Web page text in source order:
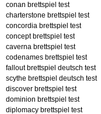
conan brettspiel test
charterstone brettspiel test
concordia brettspiel test
concept brettspiel test
caverna brettspiel test
codenames brettspiel test
fallout brettspiel deutsch test
scythe brettspiel deutsch test
discover brettspiel test
dominion brettspiel test
diplomacy brettspiel test